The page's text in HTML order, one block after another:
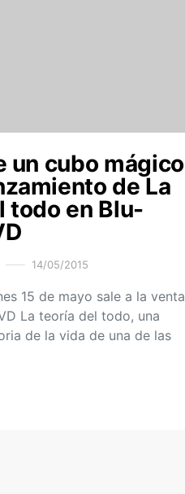
un cubo mágico
de La
todo en Blu-
14/05/2015
15 de mayo sale a la venta
La teoría del todo, una
de la vida de una de las